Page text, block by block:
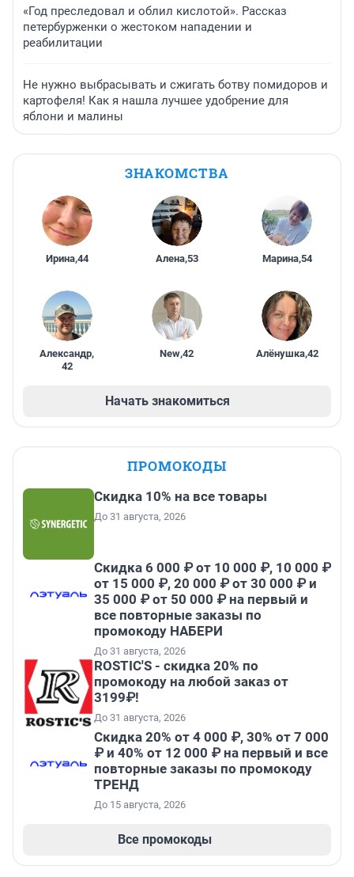
«Год преследовал и облил кислотой». Рассказ
петербурженки о жестоком нападении и
реабилитации
Не нужно выбрасывать и сжигать ботву помидоров и
картофеля! Как я нашла лучшее удобрение для
яблони и малины
ЗНАКОМСТВА
Ирина,44 Алена,53 Марина,54
Александр,
42
New,42 Алёнушка,42
Начать знакомиться
ПРОМОКОДЫ
Скидка 10% на все товары
До 31 августа, 2026
Скидка 6 000 ₽ от 10 000 ₽, 10 000 ₽
от 15 000 ₽, 20 000 ₽ от 30 000 ₽ и
35 000 ₽ от 50 000 ₽ на первый и
все повторные заказы по
промокоду НАБЕРИ
До 31 августа, 2026
ROSTIC'S - скидка 20% по
промокоду на любой заказ от
3199₽!
До 31 августа, 2026
Скидка 20% от 4 000 ₽, 30% от 7 000
₽ и 40% от 12 000 ₽ на первый и все
повторные заказы по промокоду
ТРЕНД
До 15 августа, 2026
Все промокоды